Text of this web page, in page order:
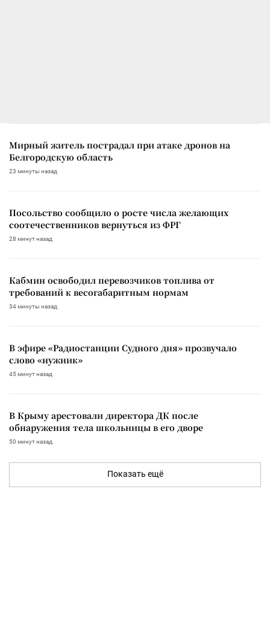
Мирный житель пострадал при атаке дронов на
Белгородскую область
23 минуты назад
Посольство сообщило о росте числа желающих
соотечественников вернуться из ФРГ
28 минут назад
Кабмин освободил перевозчиков топлива от
требований к весогабаритным нормам
34 минуты назад
В эфире «Радиостанции Судного дня» прозвучало
слово «нужник»
45 минут назад
В Крыму арестовали директора ДК после
обнаружения тела школьницы в его дворе
50 минут назад
Показать ещё